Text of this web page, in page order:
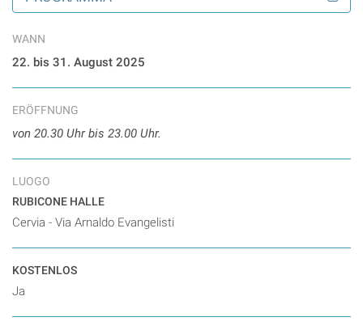
WANN
22. bis 31. August 2025
ERÖFFNUNG
von 20.30 Uhr bis 23.00 Uhr.
LUOGO
RUBICONE HALLE
Cervia - Via Arnaldo Evangelisti
KOSTENLOS
Ja